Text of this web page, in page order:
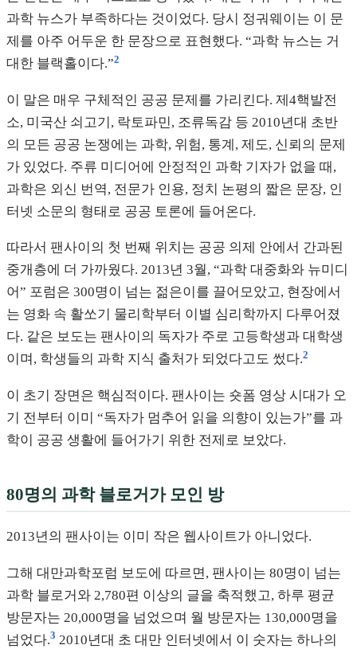
과학 뉴스가 부족하다는 것이었다. 당시 정궈웨이는 이 문
제를 아주 어두운 한 문장으로 표현했다. “과학 뉴스는 거
대한 블랙홀이다.”2
이 말은 매우 구체적인 공공 문제를 가리킨다. 제4핵발전
소, 미국산 쇠고기, 락토파민, 조류독감 등 2010년대 초반
의 모든 공공 논쟁에는 과학, 위험, 통계, 제도, 신뢰의 문제
가 있었다. 주류 미디어에 안정적인 과학 기자가 없을 때,
과학은 외신 번역, 전문가 인용, 정치 논평의 짧은 문장, 인
터넷 소문의 형태로 공공 토론에 들어온다.
따라서 팬사이의 첫 번째 위치는 공공 의제 안에서 간과된
중개층에 더 가까웠다. 2013년 3월, “과학 대중화와 뉴미디
어” 포럼은 300명이 넘는 젊은이를 끌어모았고, 현장에서
는 영화 속 활쏘기 물리학부터 이별 심리학까지 다루어졌
다. 같은 보도는 팬사이의 독자가 주로 고등학생과 대학생
이며, 학생들의 과학 지식 출처가 되었다고도 썼다.2
이 초기 장면은 핵심적이다. 팬사이는 숏폼 영상 시대가 오
기 전부터 이미 “독자가 멈추어 읽을 의향이 있는가”를 과
학이 공공 생활에 들어가기 위한 전제로 보았다.
80명의 과학 블로거가 모인 방
2013년의 팬사이는 이미 작은 웹사이트가 아니었다.
그해 대만과학포럼 보도에 따르면, 팬사이는 80명이 넘는
과학 블로거와 2,780편 이상의 글을 축적했고, 하루 평균
방문자는 20,000명을 넘었으며 월 방문자는 130,000명을
넘었다.3 2010년대 초 대만 인터넷에서 이 숫자는 하나의